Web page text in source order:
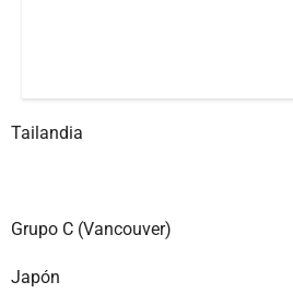
Tailandia
Grupo C (Vancouver)
Japón